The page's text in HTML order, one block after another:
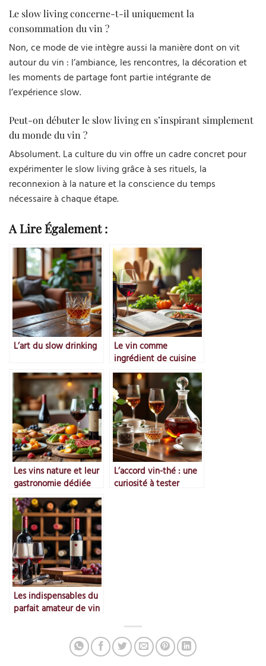
Le slow living concerne-t-il uniquement la
consommation du vin ?
Non, ce mode de vie intègre aussi la manière dont on vit
autour du vin : l’ambiance, les rencontres, la décoration et
les moments de partage font partie intégrante de
l’expérience slow.
Peut-on débuter le slow living en s’inspirant simplement
du monde du vin ?
Absolument. La culture du vin offre un cadre concret pour
expérimenter le slow living grâce à ses rituels, la
reconnexion à la nature et la conscience du temps
nécessaire à chaque étape.
A Lire Également :
L’art du slow drinking
Le vin comme
ingrédient de cuisine
Les vins nature et leur
gastronomie dédiée
L’accord vin-thé : une
curiosité à tester
Les indispensables du
parfait amateur de vin